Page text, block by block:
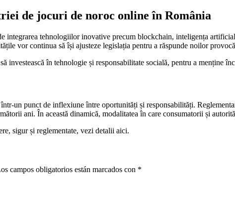
de jocuri de noroc online în România
integrarea tehnologiilor inovative precum blockchain, inteligența
vor continua să își ajusteze legislația pentru a răspunde noilor
investească în tehnologie și responsabilitate socială, pentru a menține
un punct de inflexiune între oportunități și responsabilități.
ani. În această dinamică, modalitatea în care consumatorii și
sigur și reglementate, vezi detalii aici.
campos obligatorios están marcados con *